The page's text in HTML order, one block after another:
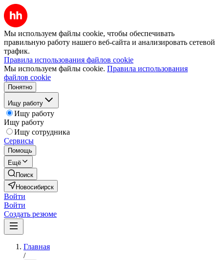
Мы используем файлы cookie, чтобы обеспечивать
правильную работу нашего веб-сайта и анализировать сетевой
трафик.
Правила использования файлов cookie
Мы используем файлы cookie. Правила использования
файлов cookie
Понятно
Ищу работу
Ищу работу
Ищу работу
Ищу сотрудника
Сервисы
Помощь
Ещё
Поиск
Новосибирск
Войти
Войти
Создать резюме
Главная
/